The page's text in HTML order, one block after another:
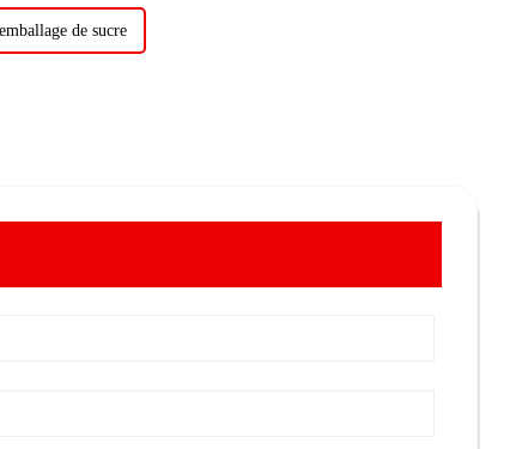
de sucre